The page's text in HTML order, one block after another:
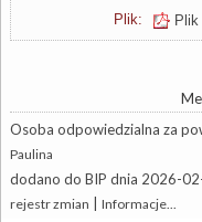
Plik: Plik
Osoba odpowiedzialna za
Paulina
dodano do BIP dnia 2026-
rejestr zmian Informacje...